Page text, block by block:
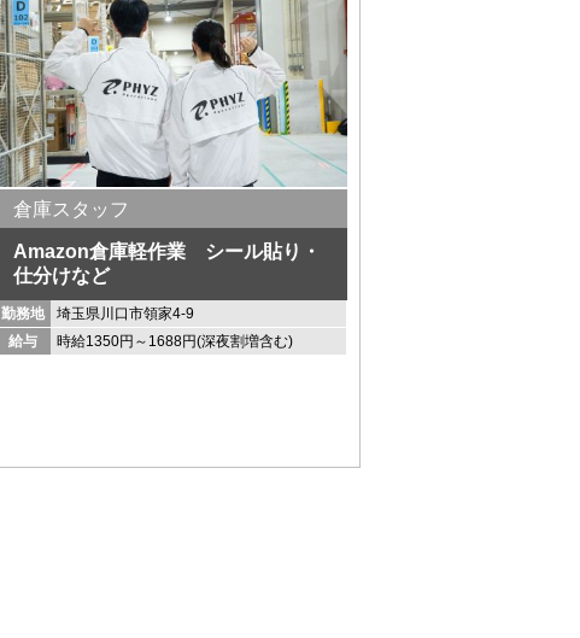
倉庫スタッフ
Amazon倉庫軽作業 シール貼り・
仕分けなど
勤務地
埼玉県川口市領家4-9
給与
時給1350円～1688円(深夜割増含む)